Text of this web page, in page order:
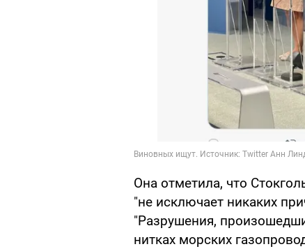
Она отметила, что
"не исключает никаких
"Разрушения,
нитках морских